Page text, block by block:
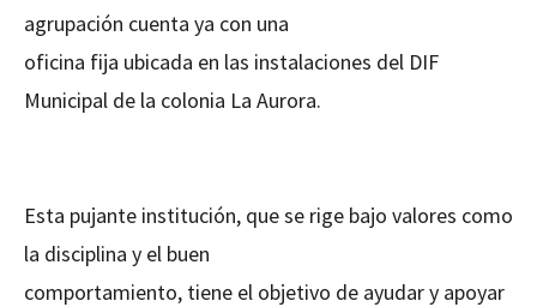
agrupación cuenta ya con una
oficina fija ubicada en las instalaciones del DIF
Municipal de la colonia La Aurora.
Esta pujante institución, que se rige bajo valores como
la disciplina y el buen
comportamiento, tiene el objetivo de ayudar y apoyar